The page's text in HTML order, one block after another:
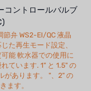
コントロールバルブ
節弁 WS2-EI/QC 液晶
た再生モード設定、
能 軟水器での使用に
ています. 1" と 1.5" の
があります。 "、2" の
ます。